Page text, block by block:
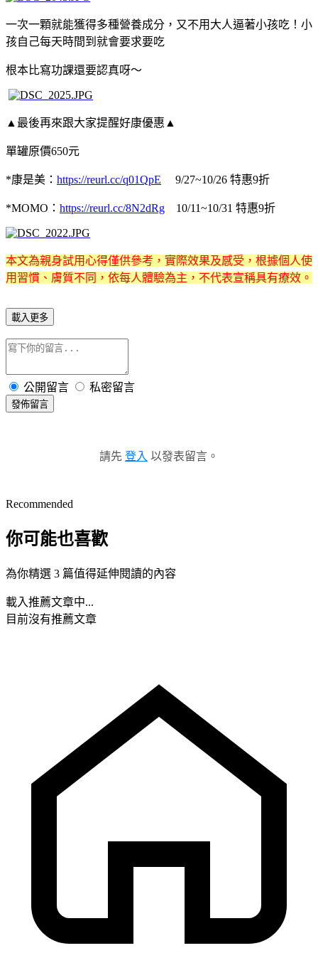
一次一顆就能獲得多種營養成分，又不用大人逼著小孩吃！小
孩自己每天時間到就會要求要吃
根本比寫功課還要認真呀～
▲最後再來跟大家提醒好康優惠▲
單罐原價650元
*康是美： https://reurl.cc/q01QpE 9/27~10/26 特惠9折
*MOMO： https://reurl.cc/8N2dRg 10/11~10/31 特惠9折
本文為親身試用心得僅供參考，實際效果及感受，根據個人使
用習慣、膚質不同，依每人體驗為主，不代表宣稱具有療效。
載入更多
公開留言 私密留言
發佈留言
請先 登入 以發表留言。
Recommended
你可能也喜歡
為你精選 3 篇值得延伸閱讀的內容
載入推薦文章中...
目前沒有推薦文章